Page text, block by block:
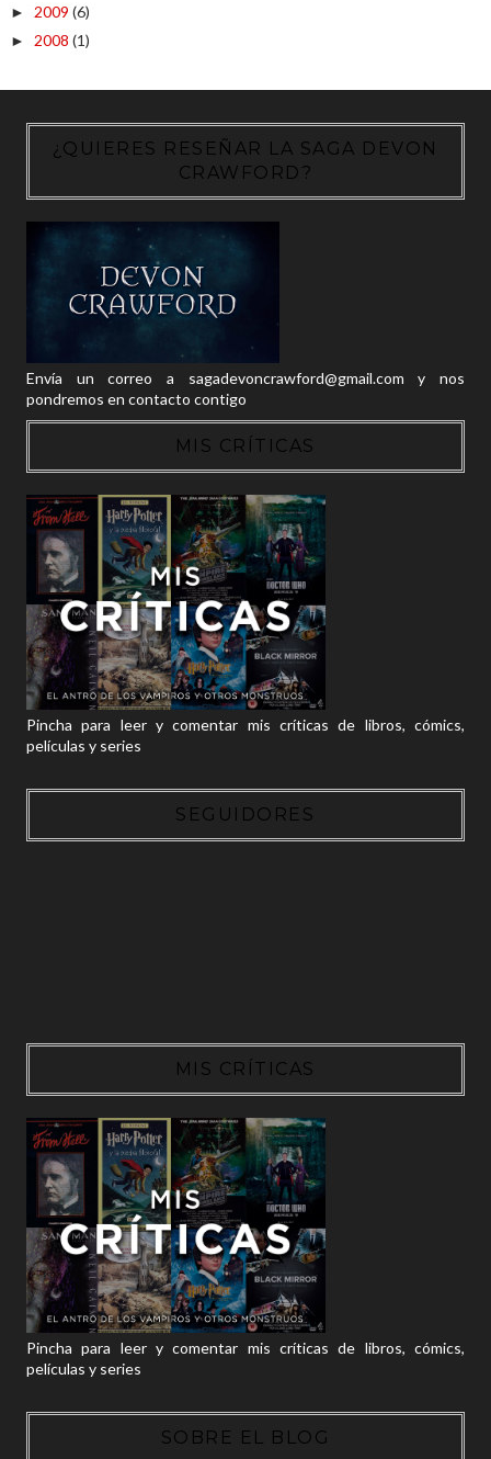
► 2009 (6)
► 2008 (1)
¿QUIERES RESEÑAR LA SAGA DEVON
CRAWFORD?
Envía un correo a sagadevoncrawford@gmail.com y nos
pondremos en contacto contigo
MIS CRÍTICAS
Pincha para leer y comentar mis críticas de libros, cómics,
películas y series
SEGUIDORES
MIS CRÍTICAS
Pincha para leer y comentar mis críticas de libros, cómics,
películas y series
SOBRE EL BLOG